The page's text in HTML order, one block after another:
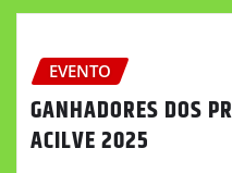
EVENTO
GANHADORES DOS
ACILVE 2025